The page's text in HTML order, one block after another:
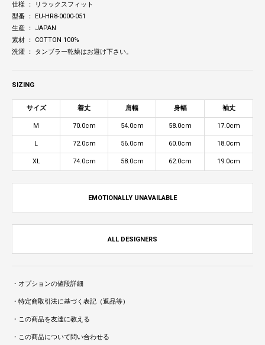
仕様 ： リラックスフィット
型番 ： EU-HR8-0000-051
生産 ： JAPAN
素材 ： COTTON 100%
洗濯 ： タンブラー乾燥はお避け下さい。
SIZING
サイズ 着丈 肩幅 身幅 袖丈
M 70.0cm 54.0cm 58.0cm 17.0cm
L 72.0cm 56.0cm 60.0cm 18.0cm
XL 74.0cm 58.0cm 62.0cm 19.0cm
EMOTIONALLY UNAVAILABLE
ALL DESIGNERS
・オプションの値段詳細
・特定商取引法に基づく表記（返品等）
・この商品を友達に教える
・この商品について問い合わせる